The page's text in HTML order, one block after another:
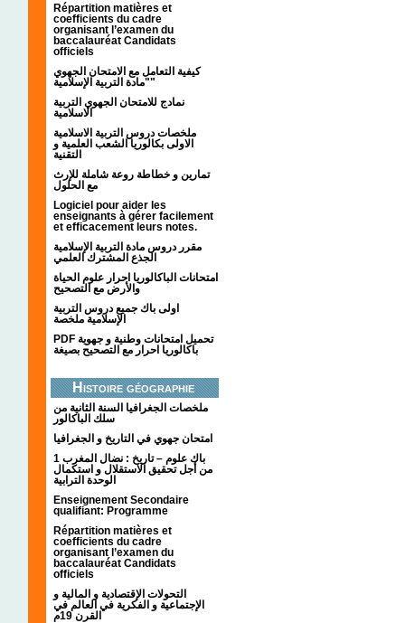
Répartition matières et
coefficients du cadre
organisant l’examen du
baccalauréat Candidats
officiels
كيفية التعامل مع الامتحان الجهوي
"مادة التربية الإسلامية"
نمادج للامتحان الجهوي التربية
الاسلامية
ملخصات دروس التربية الاسلامية
الاولى بكالوريا الشعب العلمية و
التقنية
تمارين و خطاطة روعة شاملة للإرث
مع الحلول
Logiciel pour aider les
enseignants à gérer facilement
et efficacement leurs notes.
مقرر دروس مادة التربية الإسلامية
الجذع المشترك العلمي
امتحانات الباكالوريا احرار علوم الحياة
والأرض مع التصحيح
اولى باك جميع دروس التربية
الإسلامية ملخصة
PDF تحميل امتحانات وطنية و جهوية
باكالوريا احرار مع التصحيح بصيغة
Histoire géographie
ملخصات الجغرافيا السنة الثانية من
سلك الباكالور
امتحان جهوي في التاريخ و الجغرافيا
1 باك علوم – تاريخ : نضال المغرب
من أجل تحقيق الاستقلال و استكمال
الوحدة الترابية
Enseignement Secondaire
qualifiant: Programme
Répartition matières et
coefficients du cadre
organisant l’examen du
baccalauréat Candidats
officiels
التحولات الإقتصادية و المالية و
الإجتماعية و الفكرية في العالم في
القرن 19م